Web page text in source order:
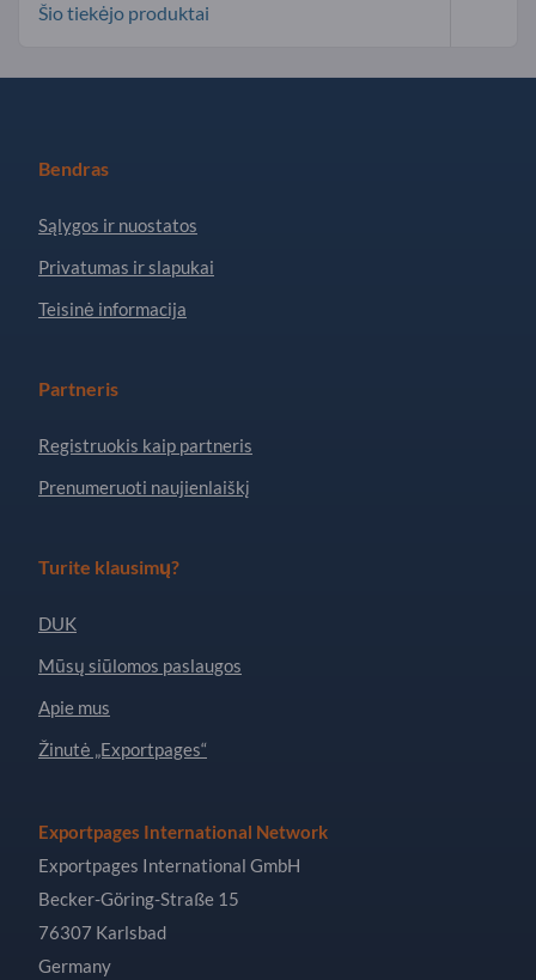
Šio tiekėjo produktai
Bendras
Sąlygos ir nuostatos
Privatumas ir slapukai
Teisinė informacija
Partneris
Registruokis kaip partneris
Prenumeruoti naujienlaiškį
Turite klausimų?
DUK
Mūsų siūlomos paslaugos
Apie mus
Žinutė „Exportpages“
Exportpages International Network
Exportpages International GmbH
Becker-Göring-Straße 15
76307 Karlsbad
Germany